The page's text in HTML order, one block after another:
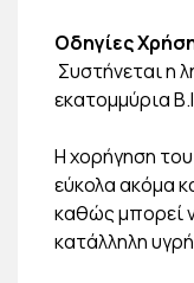
Οδηγίες
Συστήνεται η
εκατομμύρια
Η χορήγηση
εύκολα ακόμα
καθώς μπορεί
κατάλληλη